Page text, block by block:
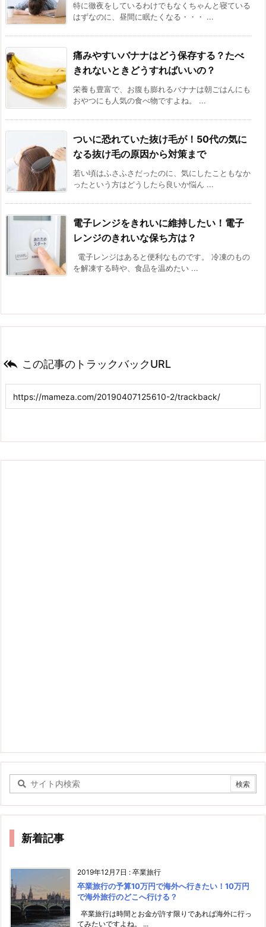
特に徹夜をしているわけでもなくちゃんと寝ている
はずなのに、昼間に眠たくなる・・・ ...
痛みやすいバナナはどう保存する？たべ
きれないときどうすればいいの？
栄養も豊富で、お腹も膨れるバナナは朝ごはんにも
おやつにも人気の食べ物ですよね。 ...
ついに恐れていた抜け毛が！50代の気に
なる抜け毛の原因から対策まで
若い頃はふさふさだったのに、気にしたこともなか
ったという方はどうしたら良いか悩ん ...
電子レンジをきれいに維持したい！電子
レンジのきれいな保ち方は？
電子レンジはあると便利なものです。 冷凍のもの
を解凍する時や、食品を温めたい ...
 この記事のトラックバックURL
新着記事
2019年12月7日 : 卒業旅行
卒業旅行の予算10万円で海外へ行きたい！10万円
で海外旅行のどこへ行ける？
卒業旅行は時間とお金が許す限りであれば海外に行っ
てみたいですよね。 ...